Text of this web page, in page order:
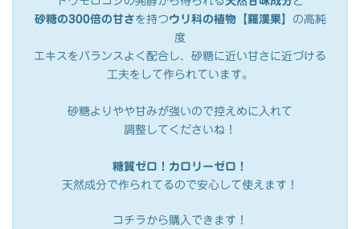
砂糖の300倍の甘さを持つウリ科の植物【羅漢果】
の高純
度
エキスをバランスよく配合し、砂糖に近い甘さに近づける
工夫をして作られています。
砂糖よりやや甘みが強いので控えめに入れて
調整してくださいね！
糖質ゼロ！カロリーゼロ！
天然成分で作られてるので安心して使えます！
コチラから購入できます！